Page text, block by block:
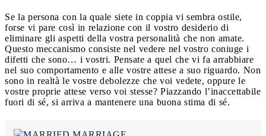
Se la persona con la quale siete in coppia vi sembra ostile,
forse vi pare così in relazione con il vostro desiderio di
eliminare gli aspetti della vostra personalità che non amate.
Questo meccanismo consiste nel vedere nel vostro coniuge i
difetti che sono… i vostri. Pensate a quel che vi fa arrabbiare
nel suo comportamento e alle vostre attese a suo riguardo. Non
sono in realtà le vostre debolezze che voi vedete, oppure le
vostre proprie attese verso voi stesse? Piazzando l’inaccettabile
fuori di sé, si arriva a mantenere una buona stima di sé.